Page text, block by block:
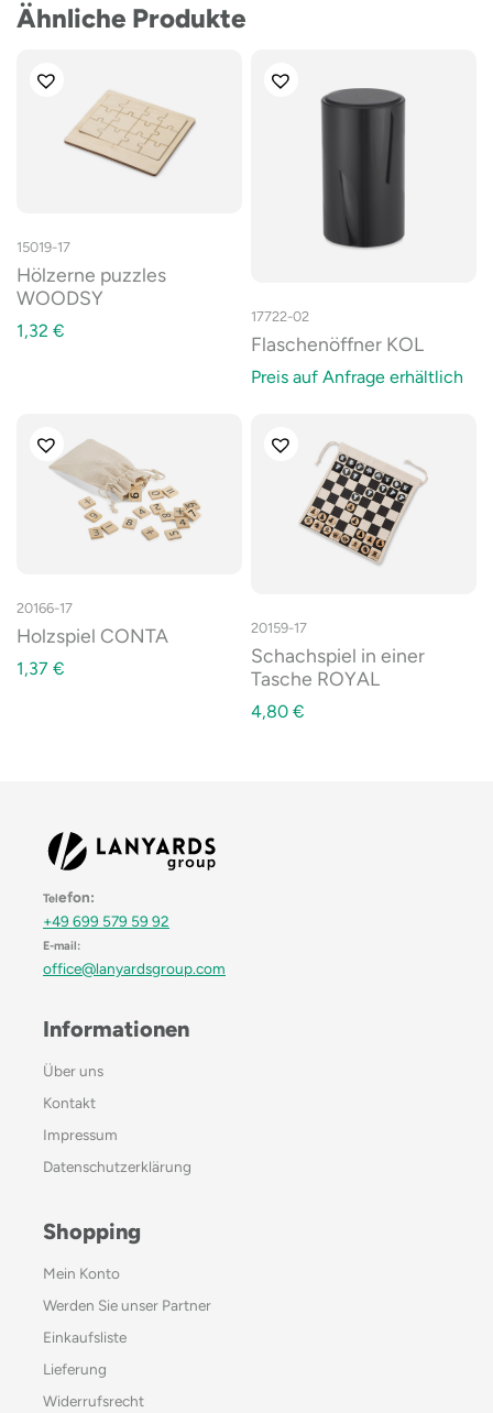
Ähnliche Produkte
15019-17
Hölzerne puzzles
WOODSY
1,32 €
17722-02
Flaschenöffner KOL
Preis auf Anfrage erhältlich
20166-17
Holzspiel CONTA
1,37 €
20159-17
Schachspiel in einer
Tasche ROYAL
4,80 €
Telefon:
+49 699 579 59 92
E-mail:
office@lanyardsgroup.com
Informationen
Über uns
Kontakt
Impressum
Datenschutzerklärung
Shopping
Mein Konto
Werden Sie unser Partner
Einkaufsliste
Lieferung
Widerrufsrecht